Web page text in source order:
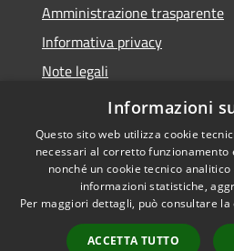
Amministrazione trasparente
Informativa privacy
Note legali
Dichiarazione di accessibilità
Accessibilità
Informazioni
Questo sito web utilizza cookie
necessari al corretto funzionamento
nonché un cookie tecnico
informazioni statistiche,
Per maggiori dettagli, può consultare la
ACCETTA TUTTO